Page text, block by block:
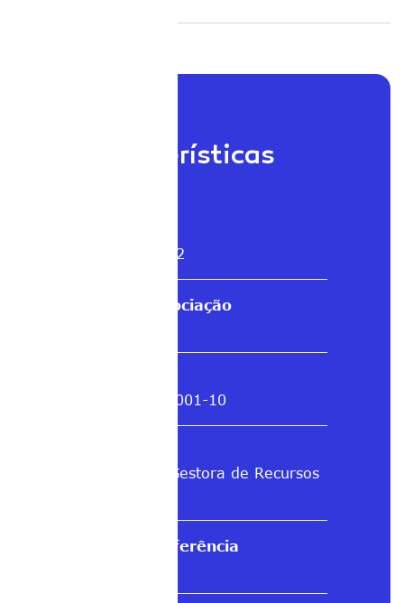
Características
BRFIXXCTF012
Cod. de negociação
59.783.336/0001-10
Buena Vista Gestora de Recursos
Índice de referência